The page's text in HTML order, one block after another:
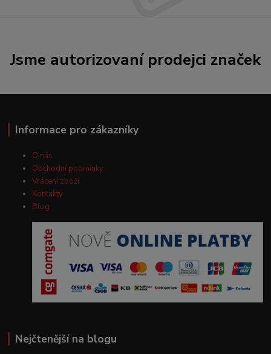
Jsme autorizovaní prodejci značek
Informace pro zákazníky
O nás
Obchodní podmínky
Vrácení zboží
Kontakty
Blog
Nejčtenější na blogu